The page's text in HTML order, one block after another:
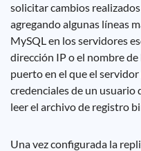
solicitar cambios
agregando algunas líneas
MySQL en los servidores
dirección IP o el nombre
puerto en el que el
credenciales de un usuario
leer el archivo de registro
Una vez configurada la